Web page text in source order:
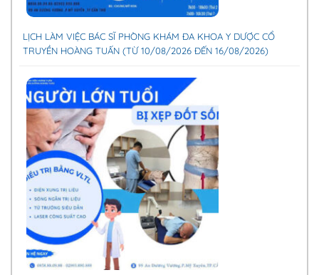
LỊCH LÀM VIỆC BÁC SĨ PHÒNG KHÁM ĐA KHOA Y DƯỢC CỔ
TRUYỀN HOÀNG TUẤN (TỪ 10/08/2026 ĐẾN 16/08/2026)